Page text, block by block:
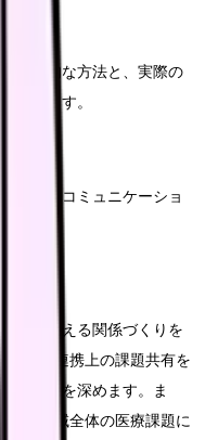
具体的な方法と、実際の
いきます。
略的なコミュニケーショ
顔の見える関係づくりを
検討や連携上の課題共有を
て理解を深めます。ま
は、地域全体の医療課題に